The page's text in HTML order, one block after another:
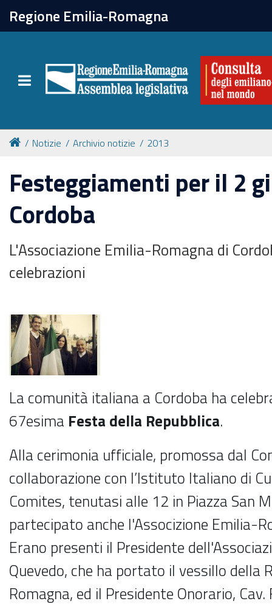
Regione Emilia-Romagna
Toggle navigation
chiudi
Attività
Per chi vive all'estero
Newsletter
Notizie Archivio notizie 2013
Festeggiamenti per il 2
Cordoba
L'Associazione Emilia-Romagna di
celebrazioni
La comunità italiana a Cordoba ha
67esima Festa della Repubblica.
Alla cerimonia ufficiale, promossa dal
collaborazione con l’Istituto Italiano di
Comites, tenutasi alle 12 in Piazza San
partecipato anche l'Associzione Emilia-
Erano presenti il Presidente
Quevedo, che ha portato il vessillo della
Romagna, ed il Presidente Onorario,